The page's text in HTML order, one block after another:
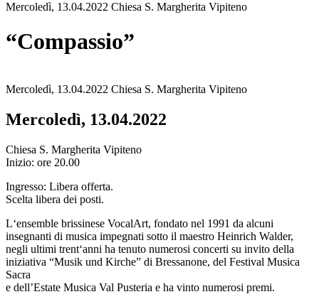
Mercoledì, 13.04.2022 Chiesa S. Margherita Vipiteno
“Compassio”
Mercoledì, 13.04.2022 Chiesa S. Margherita Vipiteno
Mercoledì, 13.04.2022
Chiesa S. Margherita Vipiteno
Inizio: ore 20.00
Ingresso: Libera offerta.
Scelta libera dei posti.
L‘ensemble brissinese VocalArt, fondato nel 1991 da alcuni
insegnanti di musica impegnati sotto il maestro Heinrich Walder,
negli ultimi trent‘anni ha tenuto numerosi concerti su invito della
iniziativa “Musik und Kirche” di Bressanone, del Festival Musica
Sacra
e dell’Estate Musica Val Pusteria e ha vinto numerosi premi.